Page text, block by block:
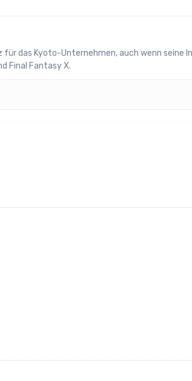
für das Kyoto-Unternehmen, auch wenn seine
Final Fantasy X.